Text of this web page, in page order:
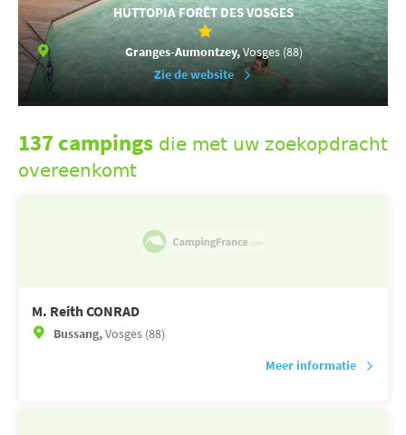
HUTTOPIA FORÊT DES VOSGES
Granges-Aumontzey,Vosges (88)
Zie de website
137 campings die met uw zoekopdracht
overeenkomt
M. Reith CONRAD
Bussang,Vosges (88)
Meer informatie